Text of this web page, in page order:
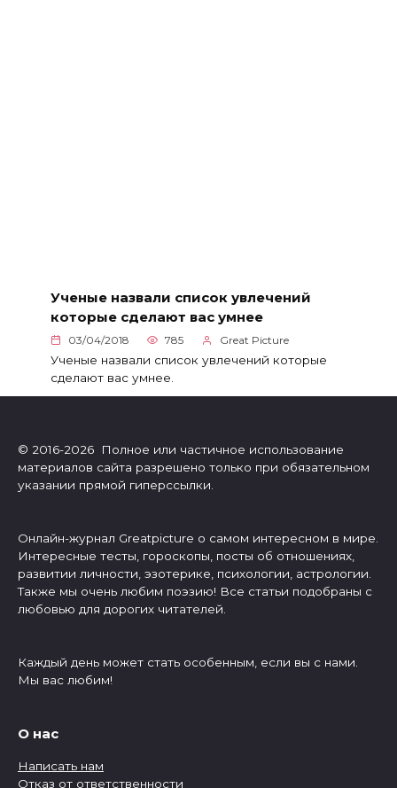
Ученые назвали список увлечений
которые сделают вас умнее
03/04/2018 785 Great Picture
Ученые назвали список увлечений которые
сделают вас умнее.
© 2016-2026 Полное или частичное использование
материалов сайта разрешено только при обязательном
указании прямой гиперссылки.
Онлайн-журнал Greatpicture о самом интересном в мире.
Интересные тесты, гороскопы, посты об отношениях,
развитии личности, эзотерике, психологии, астрологии.
Также мы очень любим поэзию! Все статьи подобраны с
любовью для дорогих читателей.
Каждый день может стать особенным, если вы с нами.
Мы вас любим!
О нас
Написать нам
Отказ от ответственности